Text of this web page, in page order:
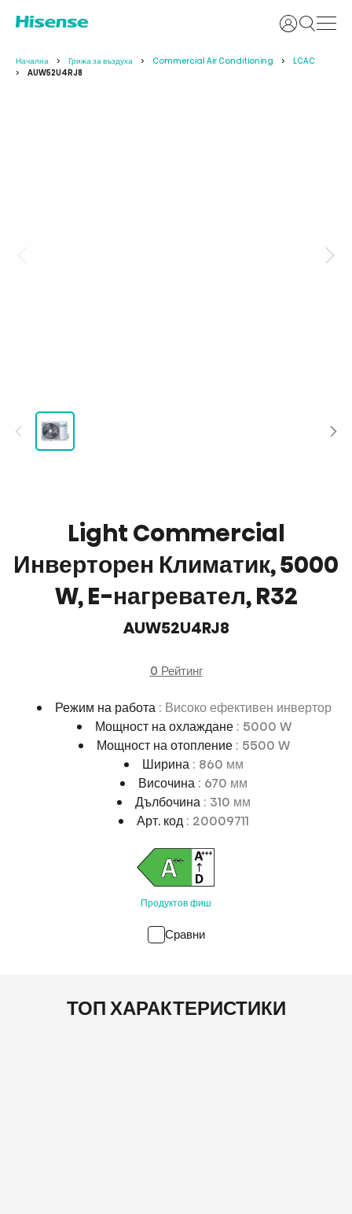
Вход
Начална Грижа за въздуха Commercial Air Conditioning
LCAC
AUW52U4RJ8
Light Commercial
Инверторен Климатик, 5000
W, E-нагревател, R32
AUW52U4RJ8
0 Рейтинг
Режим на работа : Високо ефективен инвертор
Мощност на охлаждане : 5000 W
Мощност на отопление : 5500 W
Ширина : 860 мм
Височина : 670 мм
Дълбочина : 310 мм
Арт. код : 20009711
Продуктов фиш
Сравни
ТОП ХАРАКТЕРИСТИКИ